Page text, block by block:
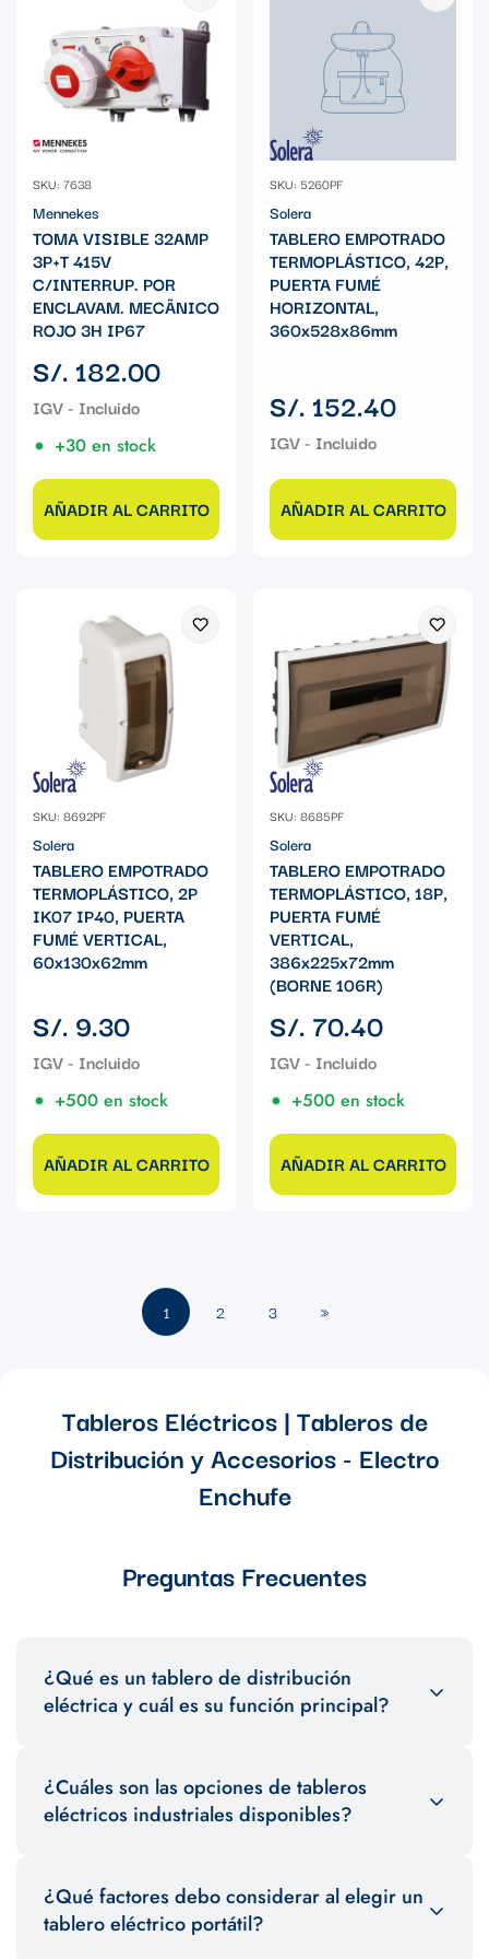
SKU: 7638
Mennekes
TOMA VISIBLE 32AMP
3P+T 415V
C/INTERRUP. POR
ENCLAVAM. MECÃNICO
ROJO 3H IP67
Precio
regular
S/. 182.00
+30 en stock
AÑADIR AL CARRITO
SKU: 5260PF
Solera
TABLERO EMPOTRADO
TERMOPLÁSTICO, 42P,
PUERTA FUMÉ
HORIZONTAL,
360x528x86mm
Precio
regular
S/. 152.40
AÑADIR AL CARRITO
SKU: 8692PF
Solera
TABLERO EMPOTRADO
TERMOPLÁSTICO, 2P
IK07 IP40, PUERTA
FUMÉ VERTICAL,
60x130x62mm
Precio
regular
S/. 9.30
+500 en stock
AÑADIR AL CARRITO
SKU: 8685PF
Solera
TABLERO EMPOTRADO
TERMOPLÁSTICO, 18P,
PUERTA FUMÉ
VERTICAL,
386x225x72mm
(BORNE 106R)
Precio
regular
S/. 70.40
+500 en stock
AÑADIR AL CARRITO
1 2 3 »
Tableros Eléctricos | Tableros de
Distribución y Accesorios - Electro
Enchufe
Preguntas Frecuentes
¿Qué es un tablero de distribución
eléctrica y cuál es su función principal?
en los sistemas eléctricos. Su función principal es distribuir la
energía eléctrica de manera segura y eficiente a diferentes
¿Cuáles son las opciones de tableros
eléctricos industriales disponibles?
eléctricos industriales diseñados para soportar altas
demandas de energía. Estos tableros están fabricados con
¿Qué factores debo considerar al elegir un
tablero eléctrico portátil?